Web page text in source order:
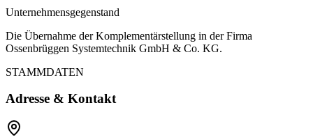
Unternehmensgegenstand
Die Übernahme der Komplementärstellung in der Firma
Ossenbrüggen Systemtechnik GmbH & Co. KG.
STAMMDATEN
Adresse & Kontakt